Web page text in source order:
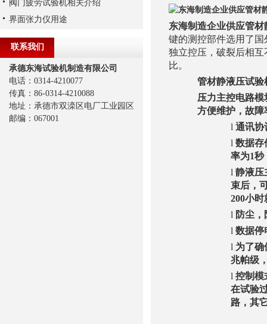
东海制造企业供应管材
东海制造企业供应管
键的测控部件选用了
独立控压，破裂后相
比。
管材静液压试
压力主控电路
方便维护，故
l 通讯协
l 数据存
率为1秒
l 静液压
束后，
200小时
l 防尘
l 数据停
l 为了确
兆帕级
l 控制模
在试验
路，其
阀门疲劳试验机相关介绍
界面张力仪用途
联系我们
承德东海试验机制造有限公司
电话：0314-4210077
传真：86-0314-4210088
地址：承德市双滦区电厂工业园区
邮编：067001